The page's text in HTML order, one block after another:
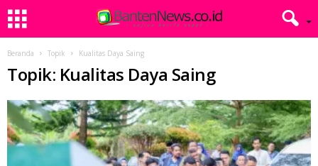
Beranda Topik Kualitas Daya Saing
Topik: Kualitas Daya Saing